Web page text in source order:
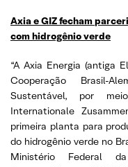
Axia e GIZ fecham
com hidrogênio verde
“A Axia Energia (antiga
Cooperação Brasil-
Sustentável, por
Internationale
primeira planta para
do hidrogênio verde no
Ministério Federal